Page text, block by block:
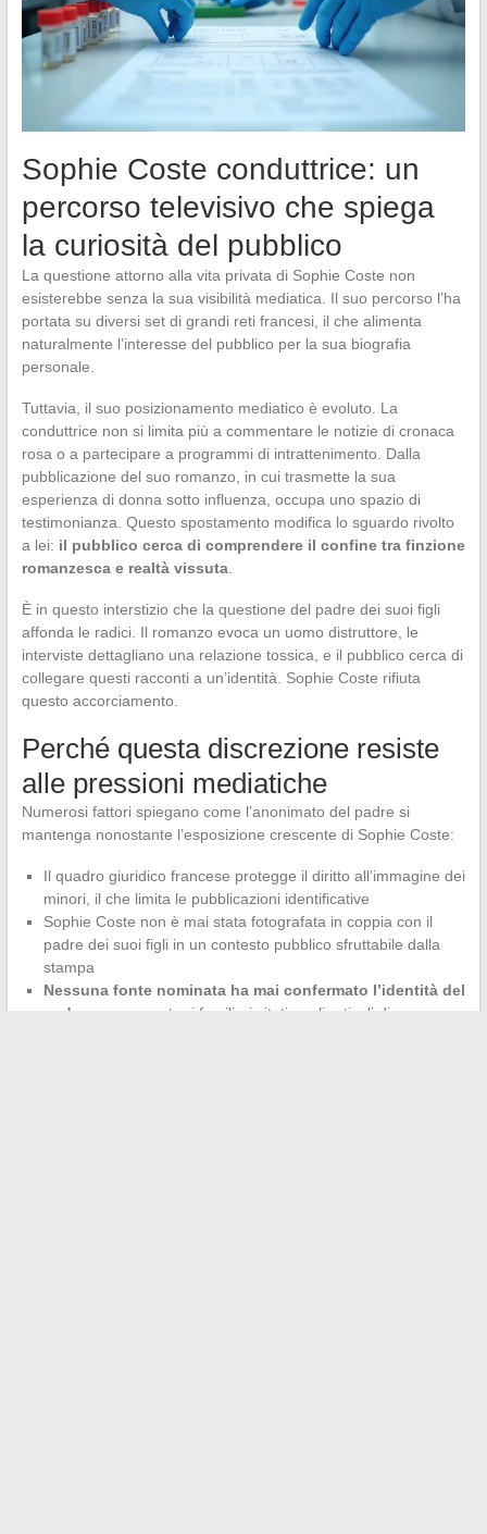
Sophie Coste conduttrice: un
percorso televisivo che spiega
la curiosità del pubblico
La questione attorno alla vita privata di Sophie Coste non
esisterebbe senza la sua visibilità mediatica. Il suo percorso l’ha
portata su diversi set di grandi reti francesi, il che alimenta
naturalmente l’interesse del pubblico per la sua biografia
personale.
Tuttavia, il suo posizionamento mediatico è evoluto. La
conduttrice non si limita più a commentare le notizie di cronaca
rosa o a partecipare a programmi di intrattenimento. Dalla
pubblicazione del suo romanzo, in cui trasmette la sua
esperienza di donna sotto influenza, occupa uno spazio di
testimonianza. Questo spostamento modifica lo sguardo rivolto
a lei: il pubblico cerca di comprendere il confine tra finzione
romanzesca e realtà vissuta.
È in questo interstizio che la questione del padre dei suoi figli
affonda le radici. Il romanzo evoca un uomo distruttore, le
interviste dettagliano una relazione tossica, e il pubblico cerca di
collegare questi racconti a un’identità. Sophie Coste rifiuta
questo accorciamento.
Perché questa discrezione resiste
alle pressioni mediatiche
Numerosi fattori spiegano come l’anonimato del padre si
mantenga nonostante l’esposizione crescente di Sophie Coste:
Il quadro giuridico francese protegge il diritto all’immagine dei
minori, il che limita le pubblicazioni identificative
Sophie Coste non è mai stata fotografata in coppia con il
padre dei suoi figli in un contesto pubblico sfruttabile dalla
stampa
Nessuna fonte nominata ha mai confermato l’identità del
padre
, nemmeno tra i familiari citati negli articoli di cronaca